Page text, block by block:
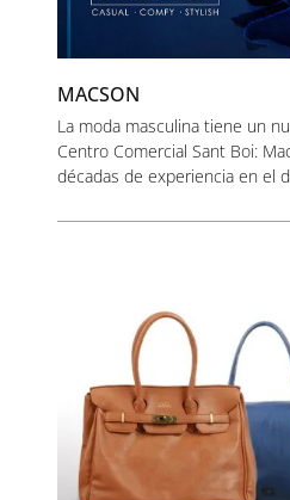
MACSON
La moda masculina tiene un
Centro Comercial Sant Boi:
décadas de experiencia en el